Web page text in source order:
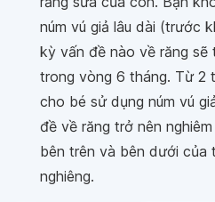
núm vú giả lâu dài (trước
kỳ vấn đề nào về răng
trong vòng 6 tháng. Từ 2
cho bé sử dụng núm vú
đề về răng trở nên
bên trên và bên dưới của
nghiêng.